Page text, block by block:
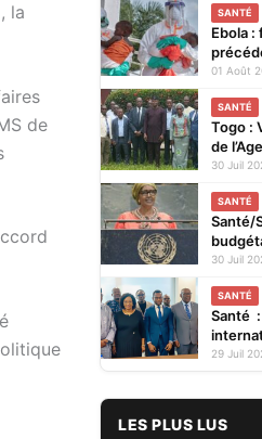
la
de
2026 à
SANTÉ
Ebola :
de
01 Août
SANTÉ
Togo :
de
30 Juil
SANTÉ
Santé/
budgétaires
30 Juil
SANTÉ
Santé
les IST
29 Juil
LES PLUS LUS